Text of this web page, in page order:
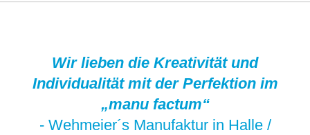
Wir lieben die Kreativität und
Individualität mit der Perfektion im
„manu factum“
- Wehmeier´s Manufaktur in Halle /